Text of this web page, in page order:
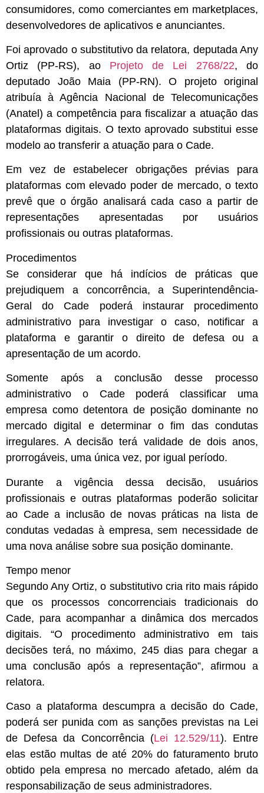
consumidores, como comerciantes em marketplaces,
desenvolvedores de aplicativos e anunciantes.
Foi aprovado o substitutivoda relatora, deputada Any
Ortiz (PP-RS), ao Projeto de Lei 2768/22, do
deputado João Maia (PP-RN). O projeto original
atribuía à Agência Nacional de Telecomunicações
(Anatel) a competência para fiscalizar a atuação das
plataformas digitais. O texto aprovado substitui esse
modelo ao transferir a atuação para o Cade.
Em vez de estabelecer obrigações prévias para
plataformas com elevado poder de mercado, o texto
prevê que o órgão analisará cada caso a partir de
representações apresentadas por usuários
profissionais ou outras plataformas.
Procedimentos
Se considerar que há indícios de práticas que
prejudiquem a concorrência, a Superintendência-
Geral do Cade poderá instaurar procedimento
administrativo para investigar o caso, notificar a
plataforma e garantir o direito de defesa ou a
apresentação de um acordo.
Somente após a conclusão desse processo
administrativo o Cade poderá classificar uma
empresa como detentora de posição dominante no
mercado digital e determinar o fim das condutas
irregulares. A decisão terá validade de dois anos,
prorrogáveis, uma única vez, por igual período.
Durante a vigência dessa decisão, usuários
profissionais e outras plataformas poderão solicitar
ao Cade a inclusão de novas práticas na lista de
condutas vedadas à empresa, sem necessidade de
uma nova análise sobre sua posição dominante.
Tempo menor
Segundo Any Ortiz, o substitutivo cria rito mais rápido
que os processos concorrenciais tradicionais do
Cade, para acompanhar a dinâmica dos mercados
digitais. “O procedimento administrativo em tais
decisões terá, no máximo, 245 dias para chegar a
uma conclusão após a representação”, afirmou a
relatora.
Caso a plataforma descumpra a decisão do Cade,
poderá ser punida com as sanções previstas na Lei
de Defesa da Concorrência (Lei 12.529/11). Entre
elas estão multas de até 20% do faturamento bruto
obtido pela empresa no mercado afetado, além da
responsabilização de seus administradores.